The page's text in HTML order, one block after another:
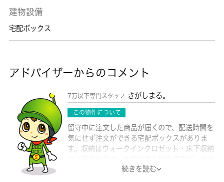
建物設備
宅配ボックス
アドバイザーからのコメント
7万以下専門スタッフ さがしまる。
この物件について
留守中に注文した商品が届くので、配送時間を
気にせず注文ができる宅配ボックスがありま
す。収納はウォークインクロゼット・床下収納
く便利です。来客時にはTVインターホンで訪
続きを読む